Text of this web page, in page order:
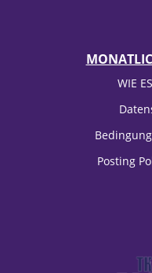
WIE
Posting